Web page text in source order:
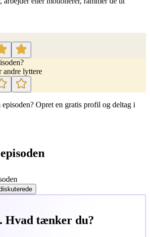
lyttere
Opret en gratis profil og deltag i
Hvad tænker du?